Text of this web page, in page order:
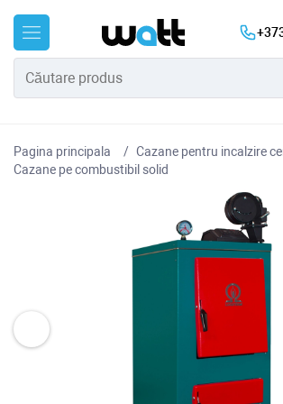
Pagina principala
Cazane pentru incalzire
Cazane pe combustibil solid